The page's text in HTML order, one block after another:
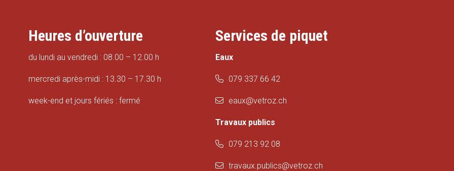
Heures d’ouverture
du lundi au vendredi : 08.00 – 12.00 h
mercredi après-midi : 13.30 – 17.30 h
week-end et jours fériés : fermé
Services de piquet
Eaux
079 337 66 42
eaux@vetroz.ch
Travaux publics
079 213 92 08
travaux.publics@vetroz.ch